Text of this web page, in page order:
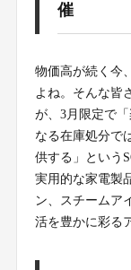
催
物価高が続く今
よね。そんな皆
が、3月限定で
なる在庫処分で
供する」という
実用的な家電製
ン、スチームア
活を豊かに彩る